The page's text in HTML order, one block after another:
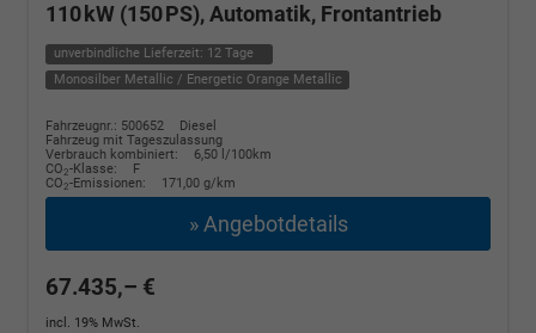
110 kW (150 PS), Automatik, Frontantrieb
unverbindliche Lieferzeit: 12 Tage
Monosilber Metallic / Energetic Orange Metallic
Fahrzeugnr.: 500652
Diesel
Fahrzeug mit Tageszulassung
Verbrauch kombiniert:
6,50 l/100km
CO2-Klasse:
F
CO2-Emissionen: 171,00 g/km
» Angebotdetails
67.435,– €
incl. 19% MwSt.